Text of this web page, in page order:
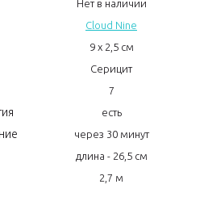
Нет в наличии
Cloud Nine
9 x 2,5 см
Серицит
7
есть
через 30 минут
длина - 26,5 см
2,7 м